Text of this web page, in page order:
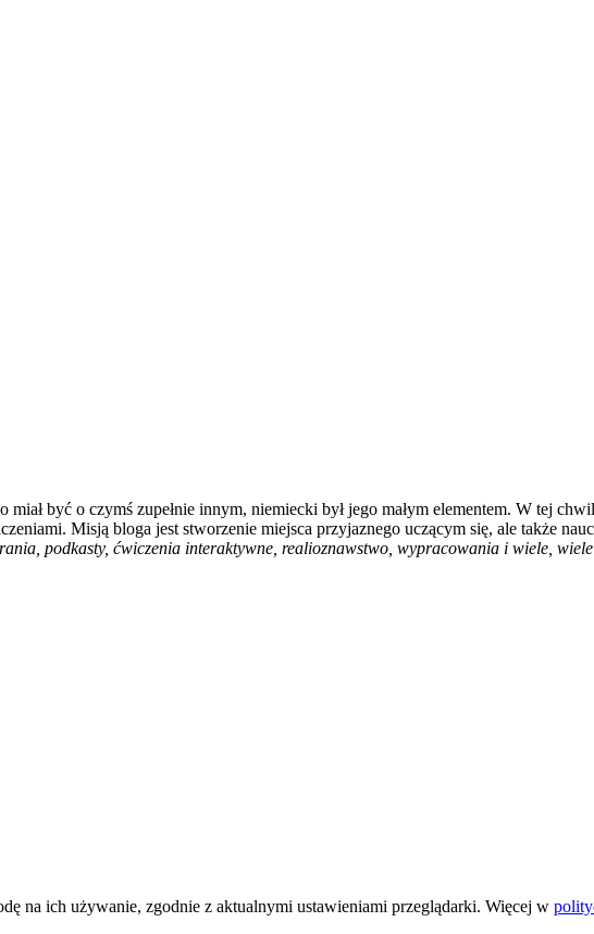
miał być o czymś zupełnie innym, niemiecki był jego małym elementem. W tej
Misją bloga jest stworzenie miejsca przyjaznego uczącym się, ale także
podkasty, ćwiczenia interaktywne, realioznawstwo, wypracowania i wiele,
na ich używanie, zgodnie z aktualnymi ustawieniami przeglądarki. Więcej w